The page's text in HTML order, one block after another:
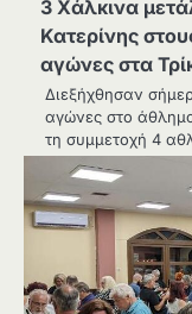
3 Χάλκινα
Κατερίνης
αγώνες στα
Διεξήχθησαν
αγώνες στο
τη συμμετοχή 4